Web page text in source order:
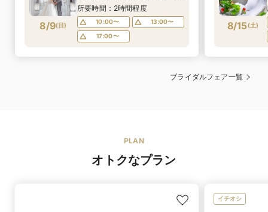
デザートビュッ 可
8/9(日)
グなら*アクセス×料理×コスパ
◎最短3週間で準備OK*10名29
万円～
所要時間：2時間程度
10:00〜
13:00〜
17:00〜
8/15(土)
ブライダルフェア一覧
PLAN
オトクなプラン
イチオシ